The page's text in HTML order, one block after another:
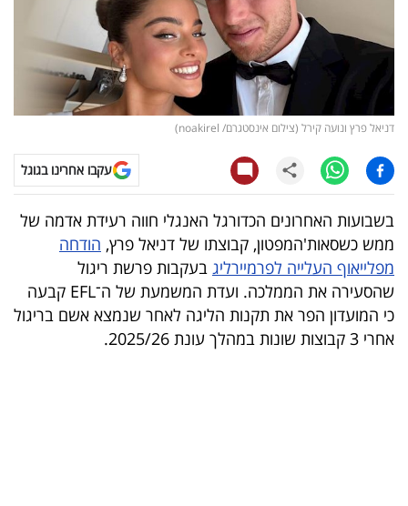
רכילות
קריפטו
ויראלי
טלוויזיה
עסקי
ספורט
קריירה
ולימודים
דניאל פרץ ונועה קירל (צילום אינסטגרם/ noakirel)
עקבו אחרינו בגוגל
בשבועות האחרונים הכדורגל האנגלי חווה רעידת אדמה של
ממש כשסאות'המפטון, קבוצתו של דניאל פרץ, הודחה
מפלייאוף העלייה לפרמיירליג בעקבות פרשת ריגול
שהסעירה את הממלכה. ועדת המשמעת של ה־EFL קבעה
כי המועדון הפר את תקנות הליגה לאחר שנמצא אשם בריגול
אחרי 3 קבוצות שונות במהלך עונת 2025/26.